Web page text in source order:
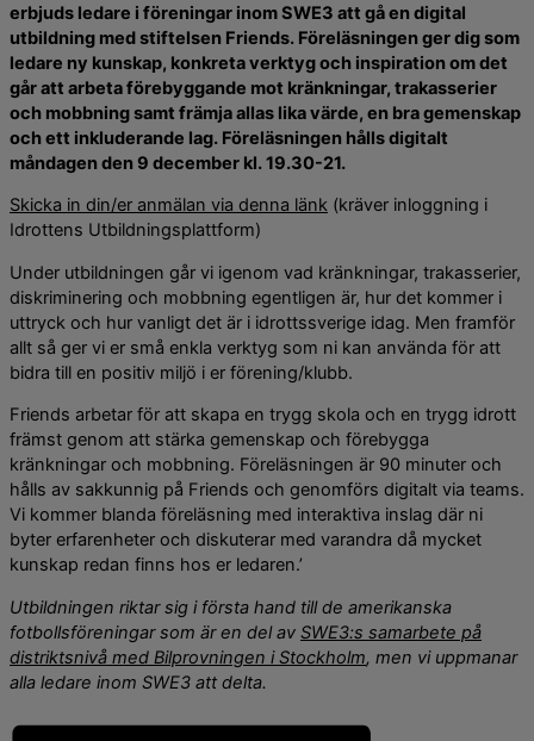
erbjuds ledare i föreningar inom SWE3 att gå en digital
utbildning med stiftelsen Friends. Föreläsningen ger dig som
ledare ny kunskap, konkreta verktyg och inspiration om det
går att arbeta förebyggande mot kränkningar, trakasserier
och mobbning samt främja allas lika värde, en bra gemenskap
och ett inkluderande lag. Föreläsningen hålls digitalt
måndagen den 9 december kl. 19.30-21.
Skicka in din/er anmälan via denna länk (kräver inloggning i
Idrottens Utbildningsplattform)
Under utbildningen går vi igenom vad kränkningar, trakasserier,
diskriminering och mobbning egentligen är, hur det kommer i
uttryck och hur vanligt det är i idrottssverige idag. Men framför
allt så ger vi er små enkla verktyg som ni kan använda för att
bidra till en positiv miljö i er förening/klubb.
Friends arbetar för att skapa en trygg skola och en trygg idrott
främst genom att stärka gemenskap och förebygga
kränkningar och mobbning. Föreläsningen är 90 minuter och
hålls av sakkunnig på Friends och genomförs digitalt via teams.
Vi kommer blanda föreläsning med interaktiva inslag där ni
byter erfarenheter och diskuterar med varandra då mycket
kunskap redan finns hos er ledaren.’
Utbildningen riktar sig i första hand till de amerikanska
fotbollsföreningar som är en del av SWE3:s samarbete på
distriktsnivå med Bilprovningen i Stockholm, men vi uppmanar
alla ledare inom SWE3 att delta.